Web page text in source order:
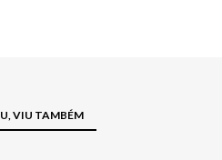
VIU TAMBÉM